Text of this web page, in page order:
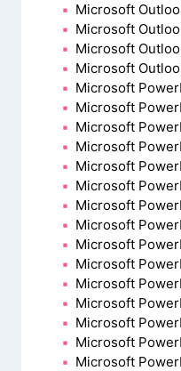
Microsoft
Microsoft
Microsoft
Microsoft
Microsoft
Microsoft
Microsoft
Microsoft
Microsoft
Microsoft
Microsoft
Microsoft
Microsoft
Microsoft
Microsoft
Microsoft
Microsoft
Microsoft
Microsoft